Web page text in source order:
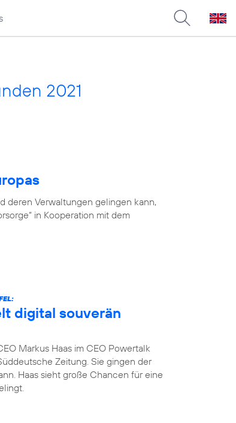
2021
deren Verwaltungen gelingen kann,
in Kooperation mit dem
digital souverän
Markus Haas im CEO Powertalk
Zeitung. Sie gingen der
Haas sieht große Chancen für eine